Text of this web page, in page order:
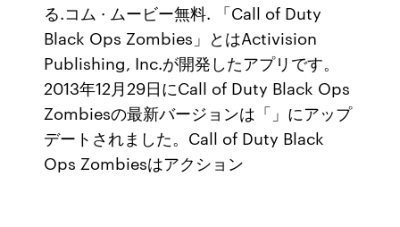
る.コム · ムービー無料. 「Call of Duty
Black Ops Zombies」とはActivision
Publishing, Inc.が開発したアプリです。
2013年12月29日にCall of Duty Black Ops
Zombiesの最新バージョンは「」にアップ
デートされました。Call of Duty Black
Ops Zombiesはアクション